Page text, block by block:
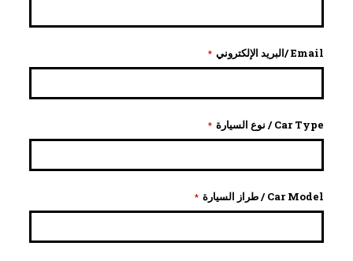
Email /البريد الإلكتروني *
Car Type / نوع السيارة *
Car Model / طراز السيارة *